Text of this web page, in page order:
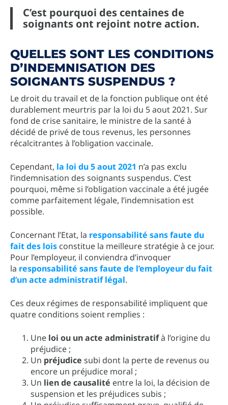
C’est pourquoi des centaines de
soignants ont rejoint notre action.
QUELLES SONT LES CONDITIONS
D’INDEMNISATION DES
SOIGNANTS SUSPENDUS ?
Le droit du travail et de la fonction publique ont été
durablement meurtris par la loi du 5 aout 2021. Sur
fond de crise sanitaire, le ministre de la santé à
décidé de privé de tous revenus, les personnes
récalcitrantes à l’obligation vaccinale.
Cependant, la loi du 5 aout 2021 n’a pas exclu
l’indemnisation des soignants suspendus. C’est
pourquoi, même si l’obligation vaccinale a été jugée
comme parfaitement légale, l’indemnisation est
possible.
Concernant l’Etat, la responsabilité sans faute du
fait des lois constitue la meilleure stratégie à ce jour.
Pour l’employeur, il conviendra d’invoquer
la responsabilité sans faute de l’employeur du fait
d’un acte administratif légal.
Ces deux régimes de responsabilité impliquent que
quatre conditions soient remplies :
Une loi ou un acte administratifà l’origine du
préjudice ;
Un préjudice subi dont la perte de revenus ou
encore un préjudice moral ;
Un lien de causalité entre la loi, la décision de
suspension et les préjudices subis ;